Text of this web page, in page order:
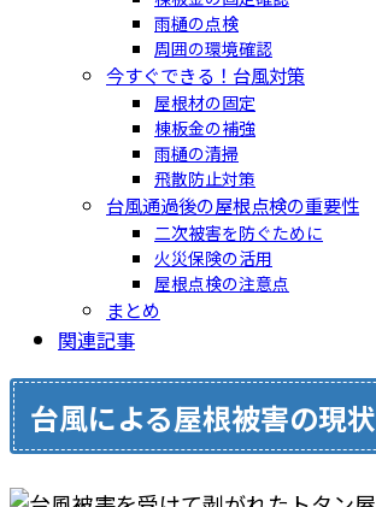
雨樋の点検
周囲の環境確認
今すぐできる！台風対策
屋根材の固定
棟板金の補強
雨樋の清掃
飛散防止対策
台風通過後の屋根点検の重要性
二次被害を防ぐために
火災保険の活用
屋根点検の注意点
まとめ
関連記事
台風による屋根被害の現状